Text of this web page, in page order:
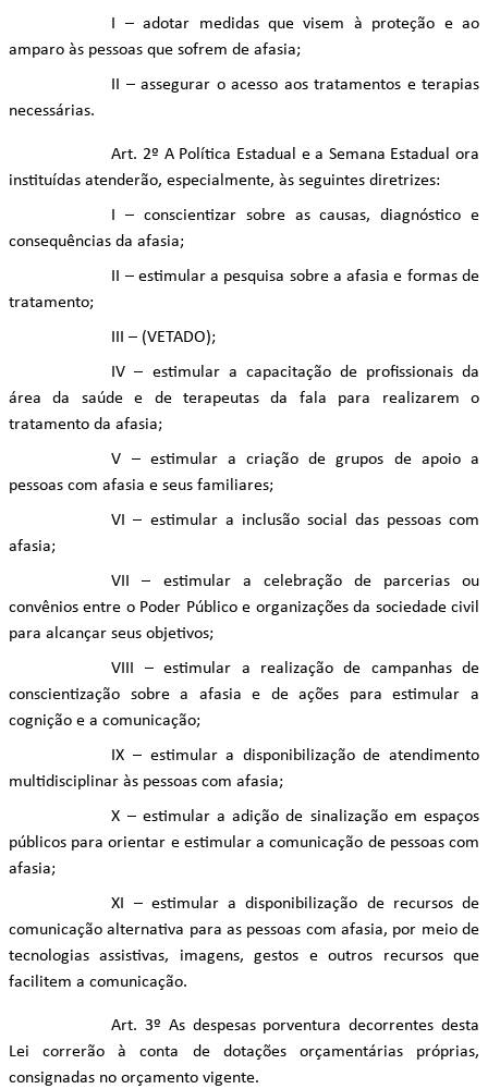
I – adotar medidas que visem à proteção e ao
amparo às pessoas que sofrem de afasia;
II – assegurar o acesso aos tratamentos e terapias
necessárias.
Art. 2º A Política Estadual e a Semana Estadual ora
instituídas atenderão, especialmente, às seguintes diretrizes:
I – conscientizar sobre as causas, diagnóstico e
consequências da afasia;
II – estimular a pesquisa sobre a afasia e formas de
tratamento;
III – (VETADO);
IV – estimular a capacitação de profissionais da
área da saúde e de terapeutas da fala para realizarem o
tratamento da afasia;
V – estimular a criação de grupos de apoio a
pessoas com afasia e seus familiares;
VI – estimular a inclusão social das pessoas com
afasia;
VII – estimular a celebração de parcerias ou
convênios entre o Poder Público e organizações da sociedade civil
para alcançar seus objetivos;
VIII – estimular a realização de campanhas de
conscientização sobre a afasia e de ações para estimular a
cognição e a comunicação;
IX – estimular a disponibilização de atendimento
multidisciplinar às pessoas com afasia;
X – estimular a adição de sinalização em espaços
públicos para orientar e estimular a comunicação de pessoas com
afasia;
XI – estimular a disponibilização de recursos de
comunicação alternativa para as pessoas com afasia, por meio de
tecnologias assistivas, imagens, gestos e outros recursos que
facilitem a comunicação.
Art. 3º As despesas porventura decorrentes desta
Lei correrão à conta de dotações orçamentárias próprias,
consignadas no orçamento vigente.